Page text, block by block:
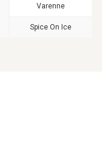
Varenne
Spice On Ice